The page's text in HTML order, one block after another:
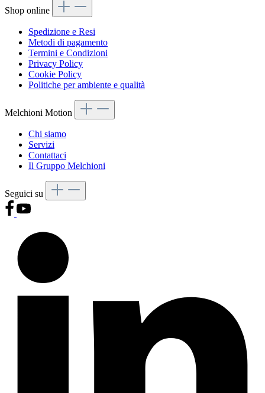
Shop online
Spedizione e Resi
Metodi di pagamento
Termini e Condizioni
Privacy Policy
Cookie Policy
Politiche per ambiente e qualità
Melchioni Motion
Chi siamo
Servizi
Contattaci
Il Gruppo Melchioni
Seguici su